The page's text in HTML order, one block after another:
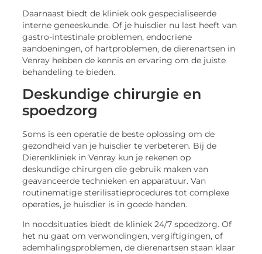
Daarnaast biedt de kliniek ook gespecialiseerde
interne geneeskunde. Of je huisdier nu last heeft van
gastro-intestinale problemen, endocriene
aandoeningen, of hartproblemen, de dierenartsen in
Venray hebben de kennis en ervaring om de juiste
behandeling te bieden.
Deskundige chirurgie en
spoedzorg
Soms is een operatie de beste oplossing om de
gezondheid van je huisdier te verbeteren. Bij de
Dierenkliniek in Venray kun je rekenen op
deskundige chirurgen die gebruik maken van
geavanceerde technieken en apparatuur. Van
routinematige sterilisatieprocedures tot complexe
operaties, je huisdier is in goede handen.
In noodsituaties biedt de kliniek 24/7 spoedzorg. Of
het nu gaat om verwondingen, vergiftigingen, of
ademhalingsproblemen, de dierenartsen staan klaar